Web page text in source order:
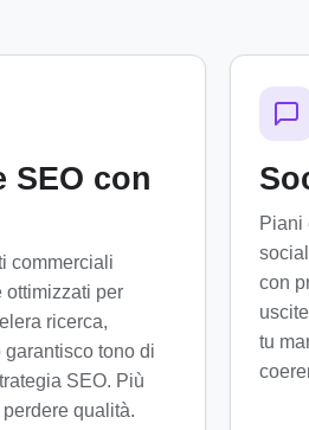
SEO con
commerciali
ottimizzati per
ricerca,
garantisco tono di
SEO. Più
qualità.
Piani
con
tu